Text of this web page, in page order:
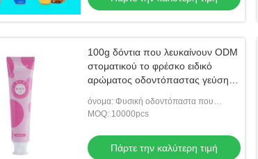
100g δόντια που λευκαίνουν ODM
στοματικού το φρέσκο ειδικό
αρώματος οδοντόπαστας γεύσης
όνομα: Φυσική οδοντόπαστα που
λευκαίνει τις οδοντόπαστες
MOQ: 10000pcs
Πάρτε την καλύτερη τιμή